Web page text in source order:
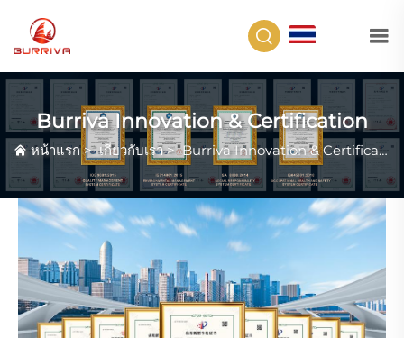
Burriva Innovation & Certification
หน้าแรก>เกี่ยวกับเรา>Burriva Innovation & Certification